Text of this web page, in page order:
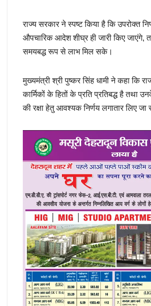
राज्य सरकार ने स्पष्ट किया है कि उपरोक्त
औपचारिक आदेश शीघ्र ही जारी किए जाएंगे,
समयबद्ध रूप से लाभ मिल सके।
मुख्यमंत्री श्री पुष्कर सिंह धामी ने कहा कि
कार्मिकों के हितों के प्रति प्रतिबद्ध है तथा
की रक्षा हेतु आवश्यक निर्णय लगातार लिए जा